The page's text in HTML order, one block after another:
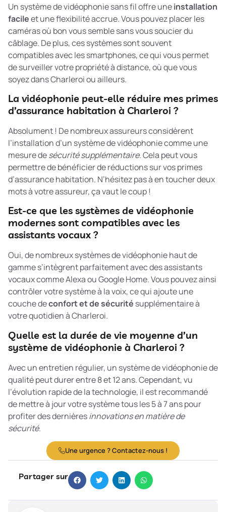
Un système de vidéophonie sans fil offre uneinstallation
facileet une flexibilité accrue. Vous pouvez placer les
caméras où bon vous semble sans vous soucier du
câblage. De plus, ces systèmes sont souvent
compatibles avec les smartphones, ce qui vous permet
de surveiller votre propriété à distance, où que vous
soyez dans Charleroi ou ailleurs.
La vidéophonie peut-elle réduire mes primes
d’assurance habitation à Charleroi ?
Absolument ! De nombreux assureurs considèrent
l’installation d’un système de vidéophonie comme une
mesure desécurité supplémentaire. Cela peut vous
permettre de bénéficier de réductions sur vos primes
d’assurance habitation. N’hésitez pas à en toucher deux
mots à votre assureur, ça vaut le coup !
Est-ce que les systèmes de vidéophonie
modernes sont compatibles avec les
assistants vocaux ?
Oui, de nombreux systèmes de vidéophonie haut de
gamme s’intègrent parfaitement avec des assistants
vocaux comme Alexa ou Google Home. Vous pouvez ainsi
contrôler votre système à la voix, ce qui ajoute une
couche deconfort et de sécurité supplémentaire à
votre quotidien à Charleroi.
Quelle est la durée de vie moyenne d’un
système de vidéophonie à Charleroi ?
Avec un entretien régulier, un système de vidéophonie de
qualité peut durer entre 8 et 12 ans. Cependant, vu
l’évolution rapide de la technologie, il est recommandé
de mettre à jour votre système tous les 5 à 7 ans pour
profiter des dernièresinnovations en matière de
sécurité.
Une urgence ? Contactez-nous !
Partager sur